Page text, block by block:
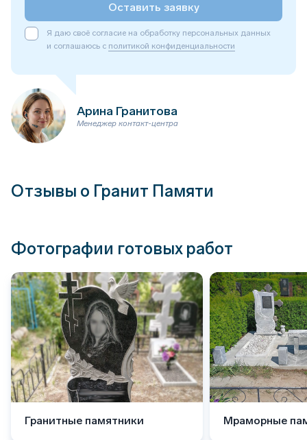
Оставить заявку
Я даю своё согласие на обработку персональных данных
и соглашаюсь с политикой конфиденциальности
Арина Гранитова
Менеджер контакт-центра
Отзывы о Гранит Памяти
Фотографии готовых работ
Гранитные памятники Мраморные